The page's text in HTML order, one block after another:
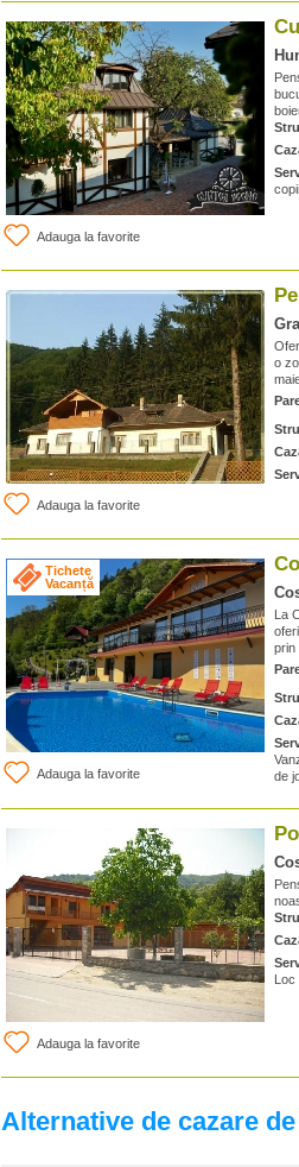
Adauga la favorite
Adauga la favorite
o
Tichete
Vacanță
Adauga la favorite
La
prin
de
Adauga la favorite
Loc
Alternative de cazare